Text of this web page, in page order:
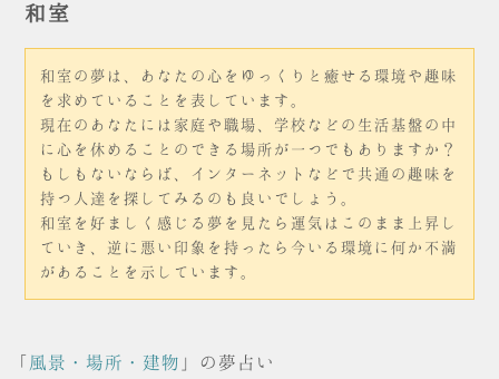
和室
和室の夢は、あなたの心をゆっくりと癒せる環境や趣味
を求めていることを表しています。
現在のあなたには家庭や職場、学校などの生活基盤の中
に心を休めることのできる場所が一つでもありますか？
もしもないならば、インターネットなどで共通の趣味を
持つ人達を探してみるのも良いでしょう。
和室を好ましく感じる夢を見たら運気はこのまま上昇し
ていき、逆に悪い印象を持ったら今いる環境に何か不満
があることを示しています。
「 風景・場所・建物 」の夢占い